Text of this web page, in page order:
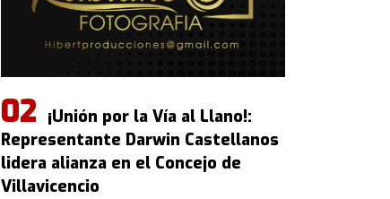
¡Unión por la Vía al Llano!:
Representante Darwin Castellanos
lidera alianza en el Concejo de
Villavicencio